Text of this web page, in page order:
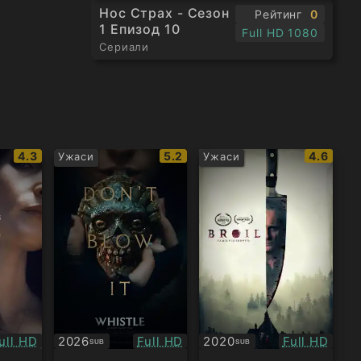
Нос Страх - Сезон
1 Епизод 10
Сериали
Рейтинг
0
Full HD 1080
IMDb
рейтинг:
4.3
HD
Ужаси
IMDb
рейтинг:
5.2
2026SUB
Субтитри Качество:
Full HD
Ужаси
IMDb
4.6
2020SUB
Субтитри Качество:
Full HD